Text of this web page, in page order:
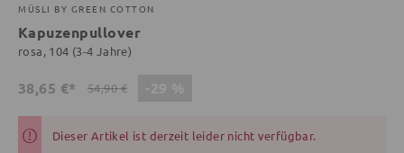
MÜSLI BY GREEN COTTON
Kapuzenpullover
rosa, 104 (3-4 Jahre)
38,65 €* 54,90 €
Dieser Artikel ist derzeit leider nicht verfügbar.